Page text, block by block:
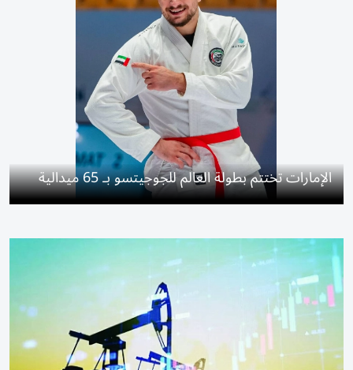
الإمارات تختتم بطولة العالم للجوجيتسو بـ 65 ميدالية